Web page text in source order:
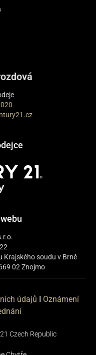
Krajského soudu v Brně
02 Znojmo
údajů I Oznámení
Czech Republic